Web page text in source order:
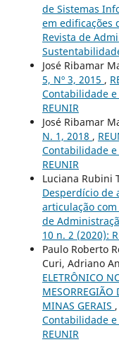
de Sistemas
em edificações
Revista de
José Ribamar
5, Nº 3, 2015 ,
Contabilidade
REUNIR
José Ribamar
N. 1, 2018 ,
Contabilidade
REUNIR
Luciana Rubini
Desperdício de
articulação
de
10 n. 2 (2020):
Paulo Roberto
Curi, Adriano
ELETRÔNICO
MESORREGIÃO
MINAS GERAIS ,
Contabilidade
REUNIR